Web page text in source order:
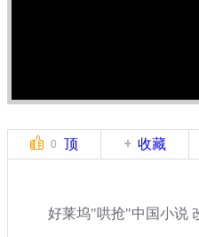
0 顶 收藏
好莱坞"哄抢"中国小说